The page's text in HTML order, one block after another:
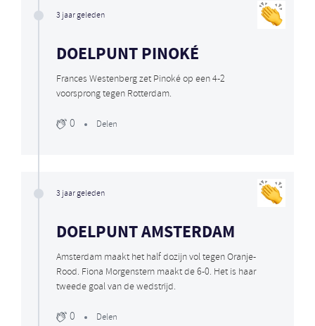
3 jaar geleden
DOELPUNT PINOKÉ
Frances Westenberg zet Pinoké op een 4-2
voorsprong tegen Rotterdam.
0 Delen
3 jaar geleden
DOELPUNT AMSTERDAM
Amsterdam maakt het half dozijn vol tegen Oranje-
Rood. Fiona Morgenstern maakt de 6-0. Het is haar
tweede goal van de wedstrijd.
0 Delen